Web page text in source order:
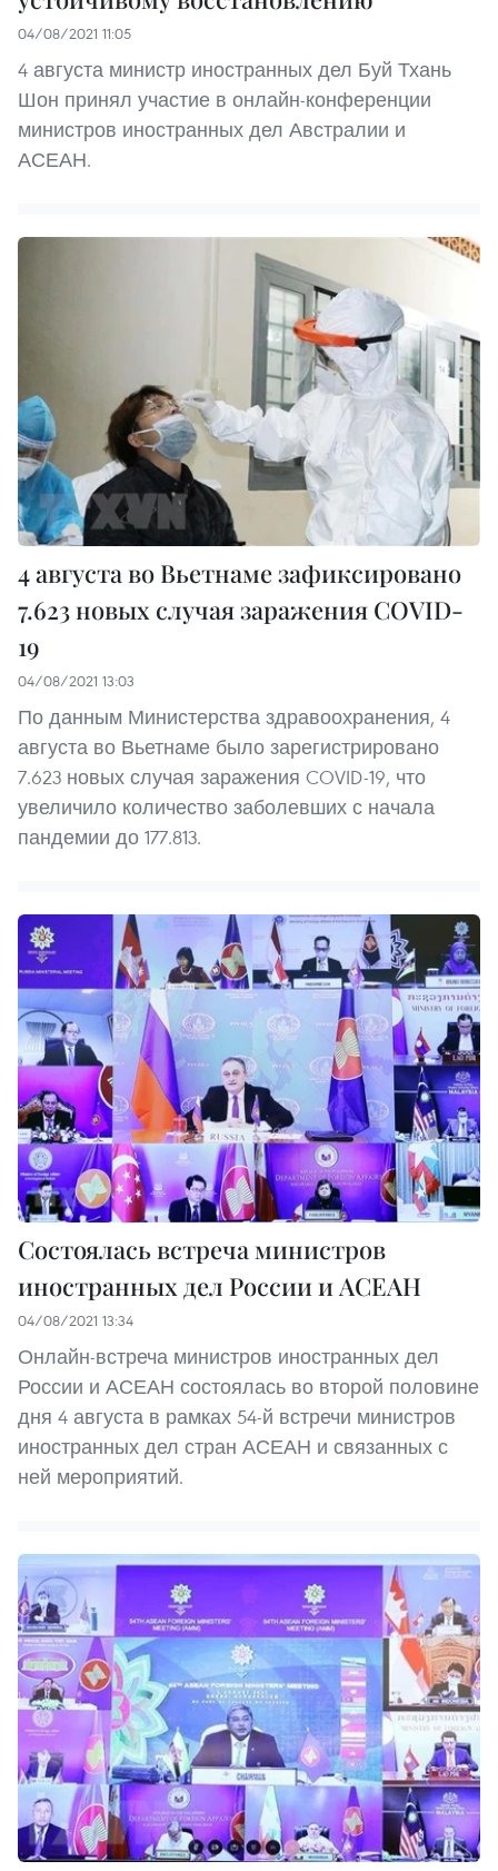
04/08/2021 11:05
4 августа министр иностранных дел Буй Тхань
Шон принял участие в онлайн-конференции
министров иностранных дел Австралии и
АСЕАН.
4 августа во Вьетнаме зафиксировано
7.623 новых случая заражения COVID-
19
04/08/2021 13:03
По данным Министерства здравоохранения, 4
августа во Вьетнаме было зарегистрировано
7.623 новых случая заражения COVID-19, что
увеличило количество заболевших с начала
пандемии до 177.813.
Состоялась встреча министров
иностранных дел России и АСЕАН
04/08/2021 13:34
Онлайн-встреча министров иностранных дел
России и АСЕАН состоялась во второй половине
дня 4 августа в рамках 54-й встречи министров
иностранных дел стран АСЕАН и связанных с
ней мероприятий.